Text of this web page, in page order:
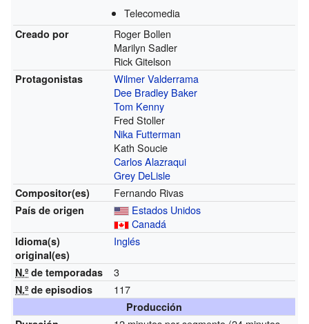
Telecomedia
Creado por
Roger Bollen
Marilyn Sadler
Rick Gitelson
Protagonistas
Wilmer Valderrama
Dee Bradley Baker
Tom Kenny
Fred Stoller
Nika Futterman
Kath Soucie
Carlos Alazraqui
Grey DeLisle
Compositor(es) Fernando Rivas
País de origen
Estados Unidos
Canadá
Idioma(s)
original(es)
Inglés
N.º de temporadas 3
N.º de episodios 117
Producción